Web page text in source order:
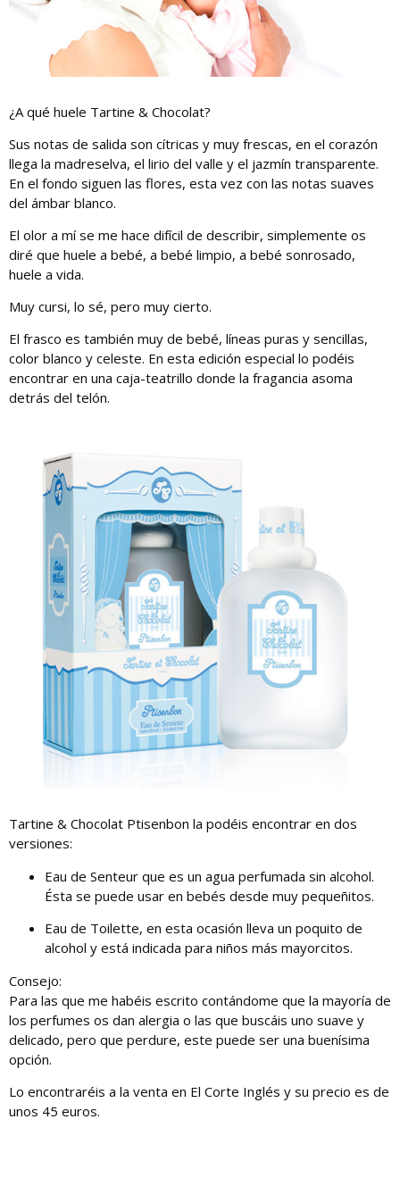
¿A qué huele Tartine & Chocolat?
Sus notas de salida son cítricas y muy frescas, en el corazón
llega la madreselva, el lirio del valle y el jazmín transparente.
En el fondo siguen las flores, esta vez con las notas suaves
del ámbar blanco.
El olor a mí se me hace difícil de describir, simplemente os
diré que huele a bebé, a bebé limpio, a bebé sonrosado,
huele a vida.
Muy cursi, lo sé, pero muy cierto.
El frasco es también muy de bebé, líneas puras y sencillas,
color blanco y celeste. En esta edición especial lo podéis
encontrar en una caja-teatrillo donde la fragancia asoma
detrás del telón.
Tartine & Chocolat Ptisenbon la podéis encontrar en dos
versiones:
Eau de Senteur que es un agua perfumada sin alcohol.
Ésta se puede usar en bebés desde muy pequeñitos.
Eau de Toilette, en esta ocasión lleva un poquito de
alcohol y está indicada para niños más mayorcitos.
Consejo:
Para las que me habéis escrito contándome que la mayoría de
los perfumes os dan alergia o las que buscáis uno suave y
delicado, pero que perdure, este puede ser una buenísima
opción.
Lo encontraréis a la venta en El Corte Inglés y su precio es de
unos 45 euros.